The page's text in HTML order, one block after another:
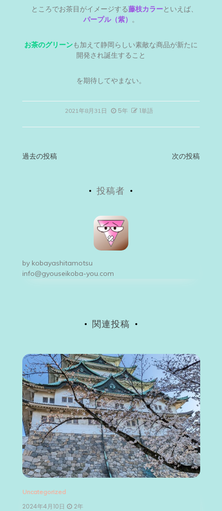
ところでお茶目がイメージする藤枝カラーといえば、
パープル（紫） 。
お茶のグリーンも加えて静岡らしい素敵な商品が新たに
開発され誕生すること
を期待してやまない。
2021年8月31日 5年 1単語
投
ー
シ
過去の投稿 次の投稿
投稿者
by kobayashitamotsu
info@gyouseikoba-you.com
関連投稿
Uncategorized
2024年4月10日 2年